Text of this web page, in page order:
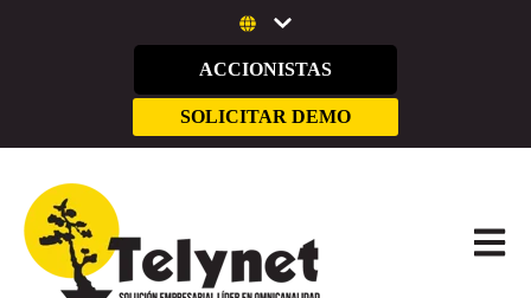
ACCIONISTAS
SOLICITAR DEMO
ABRIR